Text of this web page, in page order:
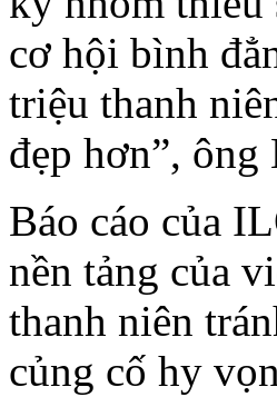
cơ hội bình
triệu thanh
đẹp hơn”,
Báo cáo của
nền tảng của
thanh niên
củng cố hy